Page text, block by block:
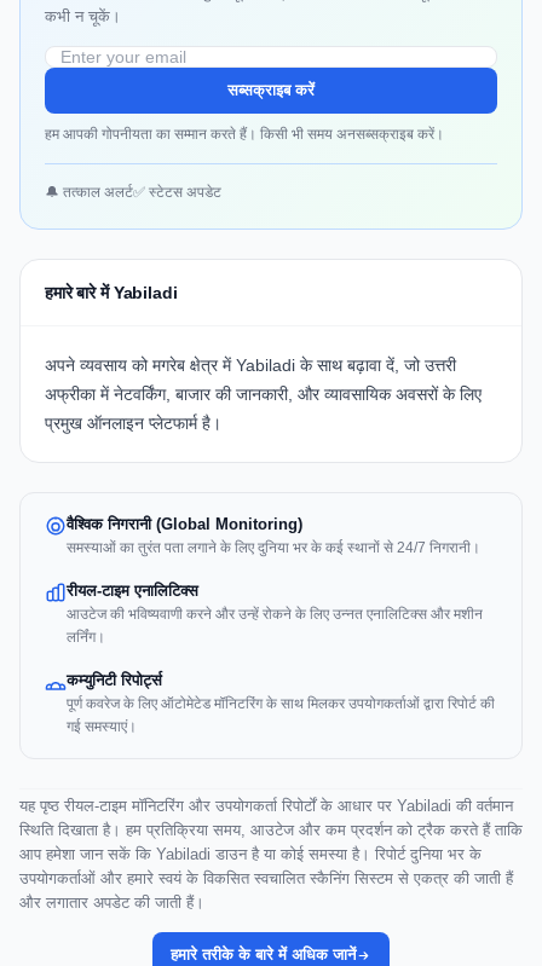
कभी न चूकें।
सब्सक्राइब करें
हम आपकी गोपनीयता का सम्मान करते हैं। किसी भी समय अनसब्सक्राइब करें।
🔔 तत्काल अलर्ट✅ स्टेटस अपडेट
हमारे बारे में Yabiladi
अपने व्यवसाय को मगरेब क्षेत्र मेंYabiladi के साथ बढ़ावा दें, जो उत्तरी
अफ्रीका में नेटवर्किंग, बाजार की जानकारी, और व्यावसायिक अवसरों के लिए
प्रमुख ऑनलाइन प्लेटफार्म है।
वैश्विक निगरानी (Global Monitoring)
समस्याओं का तुरंत पता लगाने के लिए दुनिया भर के कई स्थानों से 24/7 निगरानी।
रीयल-टाइम एनालिटिक्स
आउटेज की भविष्यवाणी करने और उन्हें रोकने के लिए उन्नत एनालिटिक्स और मशीन
लर्निंग।
कम्युनिटी रिपोर्ट्स
पूर्ण कवरेज के लिए ऑटोमेटेड मॉनिटरिंग के साथ मिलकर उपयोगकर्ताओं द्वारा रिपोर्ट की
गई समस्याएं।
यह पृष्ठ रीयल-टाइम मॉनिटरिंग और उपयोगकर्ता रिपोर्टों के आधार पर Yabiladi की वर्तमान
स्थिति दिखाता है। हम प्रतिक्रिया समय, आउटेज और कम प्रदर्शन को ट्रैक करते हैं ताकि
आप हमेशा जान सकें कि Yabiladi डाउन है या कोई समस्या है। रिपोर्ट दुनिया भर के
उपयोगकर्ताओं और हमारे स्वयं के विकसित स्वचालित स्कैनिंग सिस्टम से एकत्र की जाती हैं
और लगातार अपडेट की जाती हैं।
हमारे तरीके के बारे में अधिक जानें